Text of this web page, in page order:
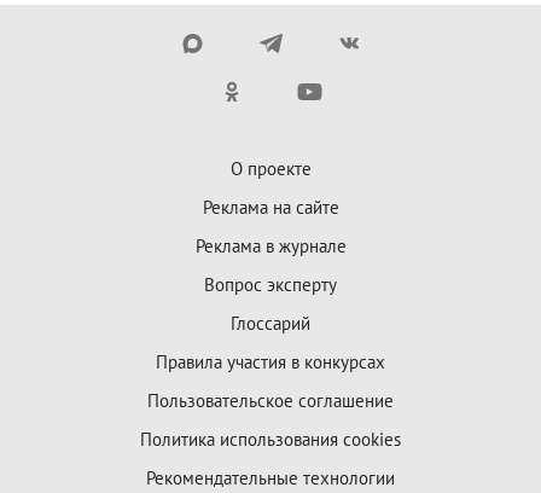
О проекте
Реклама на сайте
Реклама в журнале
Вопрос эксперту
Глоссарий
Правила участия в конкурсах
Пользовательское соглашение
Политика использования cookies
Рекомендательные технологии